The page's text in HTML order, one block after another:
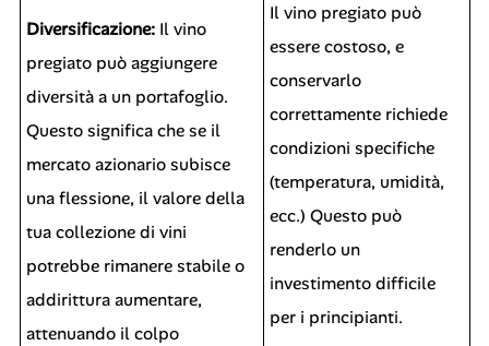
Diversificazione: Il vino
pregiato può aggiungere
diversità a un portafoglio.
Questo significa che se il
mercato azionario subisce
una flessione, il valore della
tua collezione di vini
potrebbe rimanere stabile o
addirittura aumentare,
attenuando il colpo
Il vino pregiato può
essere costoso, e
conservarlo
correttamente richiede
condizioni specifiche
(temperatura, umidità,
ecc.) Questo può
renderlo un
investimento difficile
per i principianti.